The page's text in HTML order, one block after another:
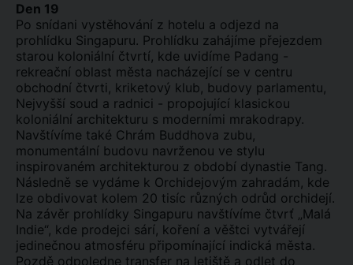
Den 19
Po snídani vystěhování z hotelu a odjezd na
prohlídku Singapuru. Prohlídku zahájíme přejezdem
starou koloniální čtvrtí, kde uvidíme Padang -
rekreační oblast města nacházející se v centru
obchodní čtvrti, kriketový klub, budovy parlamentu,
Nejvyšší soud a radnici - propojující klasickou
koloniální architekturu s moderními mrakodrapy.
Navštívíme také Chrám Buddhova zubu,
monumentální budovu navrženou ve stylu
inspirovaném architekturou z období dynastie Tang.
Následně se vydáme k Orchidejovým zahradám, kde
lze obdivovat kolem 20 tisíc různých odrůd orchidejí.
Na závěr prohlídky Singapuru navštívíme čtvrť „Malá
Indie“, kde prodejci sárí, koření a věštci vytvářejí
jedinečnou atmosféru připomínající indická města.
Pozdě odpoledne transfer na letiště a odlet do